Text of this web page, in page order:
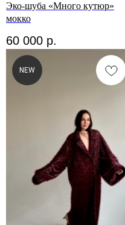
Эко-шуба «Много кутюр»
мокко
60 000 р.
NEW